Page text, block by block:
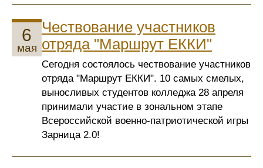
6
мая
Чествование участников
отряда "Маршрут ЕККИ"
Сегодня состоялось чествование участников
отряда "Маршрут ЕККИ". 10 самых смелых,
выносливых студентов колледжа 28 апреля
принимали участие в зональном этапе
Всероссийской военно-патриотической игры
Зарница 2.0!